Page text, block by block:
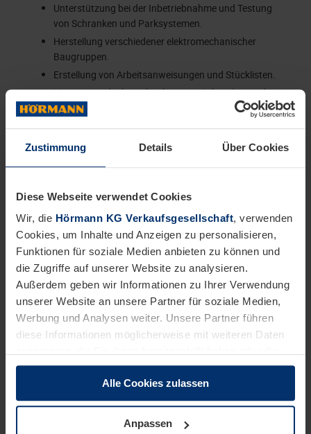
Zustimmung Details Über Cookies
Diese Webseite verwendet Cookies
Wir, die Hörmann KG Verkaufsgesellschaft, verwenden
Cookies, um Inhalte und Anzeigen zu personalisieren,
Funktionen für soziale Medien anbieten zu können und
die Zugriffe auf unserer Website zu analysieren.
Außerdem geben wir Informationen zu Ihrer Verwendung
unserer Website an unsere Partner für soziale Medien,
Werbung und Analysen weiter. Unsere Partner führen
diese Informationen möglicherweise mit weiteren Daten
sie im Rahmen Ihrer Nutzung der Dienste gesammelt
Rechtlich können wir Cookies auf Ihrem Gerät speichern,
wenn diese für den Betrieb dieser Seite unbedingt
Alle Cookies zulassen
Anpassen
Unterstützung bei der Inbetriebnahme und Testung
von Schranken und Parksystemen.
Herstellung verschiedener elektromechanischer
Baugruppen.
Erstellung von Arbeitsanweisungen und Stücklisten.
Montage und Inbetriebnahme von Schranken und
Parksystemen.
Tragen Sie zu unserem gemeinsamen Erfolg bei.
Abgeschlossene Berufsausbildung als Elektroniker:in,
Elektriker:in, Elektroinstallateur:in, Mechatroniker:in
oder vergleichbare Qualifikationen
Sehr gutes technisches Verständnis
Hohe Eigeninitiative und Selbstorganisation
Strukturierte und detailgenaue Arbeitsweise, sowie
Teamfähigkeit
Dies wäre wünschenswert:
Erfahrungen mit Netzwerktechnik
Wir möchten, dass Sie sich bei uns wohlfühlen.